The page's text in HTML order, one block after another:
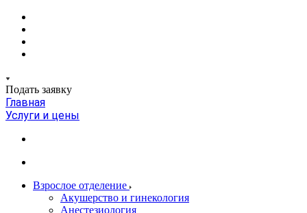
Подать заявку
Главная
Услуги и цены
Взрослое отделение
Акушерство и гинекология
Анестезиология